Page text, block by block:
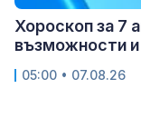
Хороскоп за 7
възможности
05:00 • 07.08.26